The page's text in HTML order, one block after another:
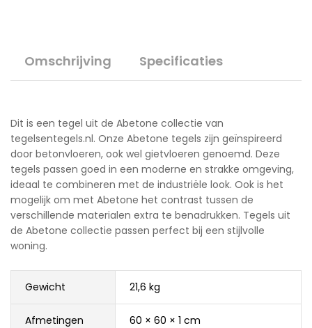
Omschrijving Specificaties
Dit is een tegel uit de Abetone collectie van
tegelsentegels.nl. Onze Abetone tegels zijn geïnspireerd
door betonvloeren, ook wel gietvloeren genoemd. Deze
tegels passen goed in een moderne en strakke omgeving,
ideaal te combineren met de industriële look. Ook is het
mogelijk om met Abetone het contrast tussen de
verschillende materialen extra te benadrukken. Tegels uit
de Abetone collectie passen perfect bij een stijlvolle
woning.
Gewicht 21,6 kg
Afmetingen 60 × 60 × 1 cm